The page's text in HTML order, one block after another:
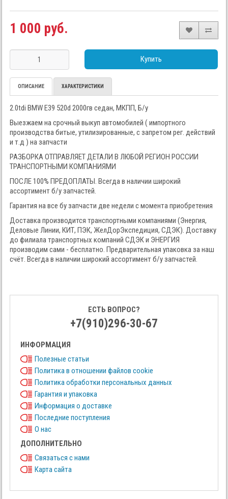
1 000 руб.
Купить
ОПИСАНИЕ ХАРАКТЕРИСТИКИ
2.0tdi BMW E39 520d 2000гв седан, МКПП, Б/у
Выезжаем на срочный выкуп автомобилей ( импортного
производства битые, утилизированные, с запретом рег. действий
и т.д ) на запчасти
РАЗБОРКА ОТПРАВЛЯЕТ ДЕТАЛИ В ЛЮБОЙ РЕГИОН РОССИИ
ТРАНСПОРТНЫМИ КОМПАНИЯМИ
ПОСЛЕ 100% ПРЕДОПЛАТЫ. Всегда в наличии широкий
ассортимент б/у запчастей.
Гарантия на все бу запчасти две недели с момента приобретения
Доставка производится транспортными компаниями (Энергия,
Деловые Линии, КИТ, ПЭК, ЖелДорЭкспедиция, СДЭК). Доставку
до филиала транспортных компаний СДЭК и ЭНЕРГИЯ
производим сами - бесплатно. Предварительная упаковка за наш
счёт. Всегда в наличии широкий ассортимент б/у запчастей.
ЕСТЬ ВОПРОС?
+7(910)296-30-67
ИНФОРМАЦИЯ
Полезные статьи
Политика в отношении файлов cookie
Политика обработки персональных данных
Гарантия и упаковка
Информация о доставке
Последние поступления
О нас
ДОПОЛНИТЕЛЬНО
Связаться с нами
Карта сайта